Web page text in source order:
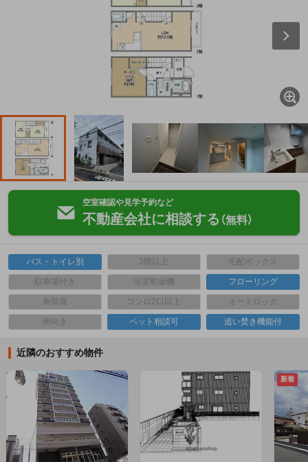
空室確認や見学予約など
不動産会社に相談する （無料）
バス・トイレ別 2階以上 宅配ボックス
駐車場付き 浴室乾燥機 フローリング
角部屋 コンロ2口以上 オートロック
南向き ペット相談可 追い焚き機能付
近隣のおすすめ物件
新着